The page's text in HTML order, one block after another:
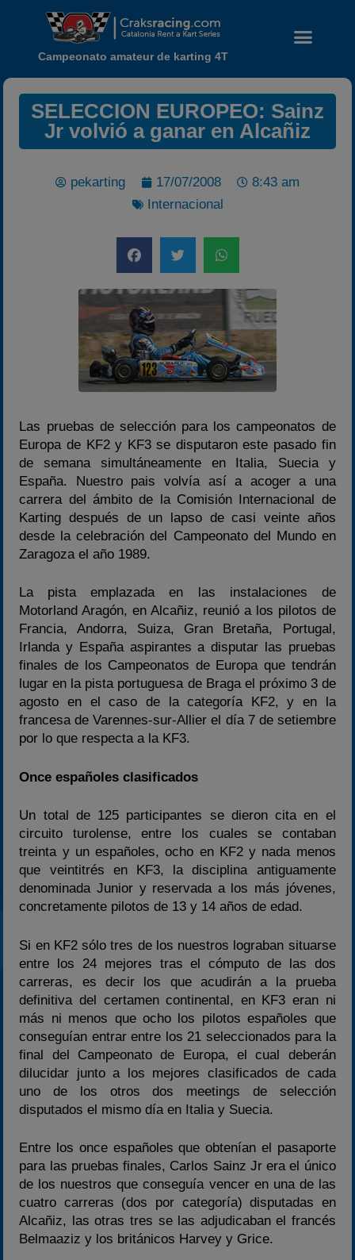
Calendario
Temporada 2026
Carreras finalizadas
Campeonato
Temporada 2026
Temporadas anteriores
2022
2023
2025
Estadísticas
Campeonato amateur de karting 4T
SELECCION EUROPEO: Sainz
Jr volvió a ganar en Alcañiz
pekarting 17/07/2008
8:43 am
Internacional
Las pruebas de selección para los campeonatos de
Europa de KF2 y KF3 se disputaron este pasado fin
de semana simultáneamente en Italia, Suecia y
España. Nuestro pais volvía así a acoger a una
carrera del ámbito de la Comisión Internacional de
Karting después de un lapso de casi veinte años
desde la celebración del Campeonato del Mundo en
Zaragoza el año 1989.
La pista emplazada en las instalaciones de
Motorland Aragón, en Alcañiz, reunió a los pilotos de
Francia, Andorra, Suiza, Gran Bretaña, Portugal,
Irlanda y España aspirantes a disputar las pruebas
finales de los Campeonatos de Europa que tendrán
lugar en la pista portuguesa de Braga el próximo 3 de
agosto en el caso de la categoría KF2, y en la
francesa de Varennes-sur-Allier el día 7 de setiembre
por lo que respecta a la KF3.
Once españoles clasificados
Un total de 125 participantes se dieron cita en el
circuito turolense, entre los cuales se contaban
treinta y un españoles, ocho en KF2 y nada menos
que veintitrés en KF3, la disciplina antiguamente
denominada Junior y reservada a los más jóvenes,
concretamente pilotos de 13 y 14 años de edad.
Si en KF2 sólo tres de los nuestros lograban situarse
entre los 24 mejores tras el cómputo de las dos
carreras, es decir los que acudirán a la prueba
definitiva del certamen continental, en KF3 eran ni
más ni menos que ocho los pilotos españoles que
conseguían entrar entre los 21 seleccionados para la
final del Campeonato de Europa, el cual deberán
dilucidar junto a los mejores clasificados de cada
uno de los otros dos meetings de selección
disputados el mismo día en Italia y Suecia.
Entre los once españoles que obtenían el pasaporte
para las pruebas finales, Carlos Sainz Jr era el único
de los nuestros que conseguía vencer en una de las
cuatro carreras (dos por categoría) disputadas en
Alcañiz, las otras tres se las adjudicaban el francés
Belmaaziz y los británicos Harvey y Grice.